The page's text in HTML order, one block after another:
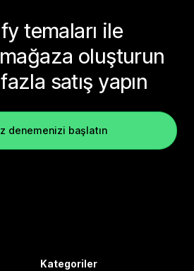
temaları ile
mağaza oluşturun
satış yapın
denemenizi başlatın
Kategoriler